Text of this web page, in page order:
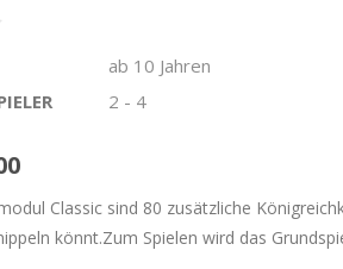
ab 10 Jahren
2 - 4
Classic sind 80 zusätzliche
könnt.Zum Spielen wird das